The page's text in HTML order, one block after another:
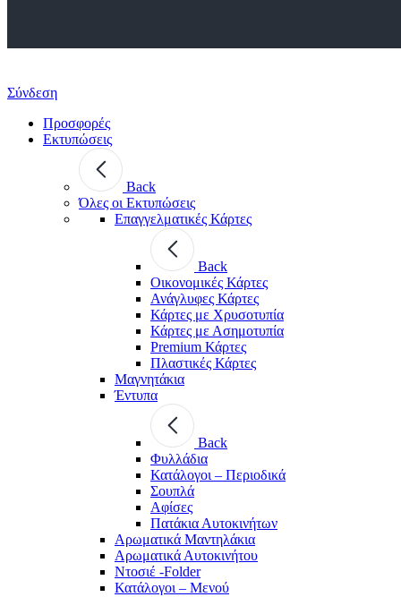
Σύνδεση
Προσφορές
Εκτυπώσεις
Back
Όλες οι Εκτυπώσεις
Επαγγελματικές Κάρτες
Back
Οικονομικές Κάρτες
Ανάγλυφες Κάρτες
Κάρτες με Χρυσοτυπία
Κάρτες με Ασημοτυπία
Premium Κάρτες
Πλαστικές Κάρτες
Μαγνητάκια
Έντυπα
Back
Φυλλάδια
Κατάλογοι – Περιοδικά
Σουπλά
Αφίσες
Πατάκια Αυτοκινήτων
Αρωματικά Μαντηλάκια
Αρωματικά Αυτοκινήτου
Ντοσιέ -Folder
Κατάλογοι – Μενού